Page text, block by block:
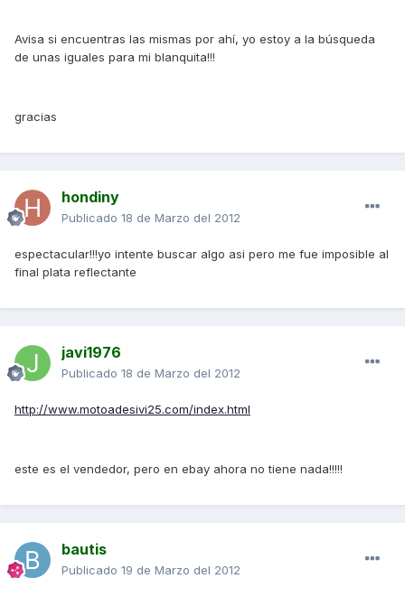
Avisa si encuentras las mismas por ahí, yo estoy a la búsqueda
de unas iguales para mi blanquita!!!
gracias
hondiny
Publicado 18 de Marzo del 2012
espectacular!!!yo intente buscar algo asi pero me fue imposible al
final plata reflectante
javi1976
Publicado 18 de Marzo del 2012
http://www.motoadesivi25.com/index.html
este es el vendedor, pero en ebay ahora no tiene nada!!!!!
bautis
Publicado 19 de Marzo del 2012